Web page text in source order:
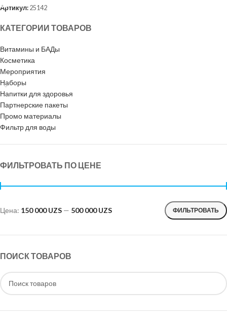
Артикул: 25142
КАТЕГОРИИ ТОВАРОВ
Витамины и БАДы
Косметика
Мероприятия
Наборы
Напитки для здоровья
Партнерские пакеты
Промо материалы
Фильтр для воды
ФИЛЬТРОВАТЬ ПО ЦЕНЕ
ФИЛЬТРОВАТЬ
Цена: 150 000 UZS — 500 000 UZS
ПОИСК ТОВАРОВ